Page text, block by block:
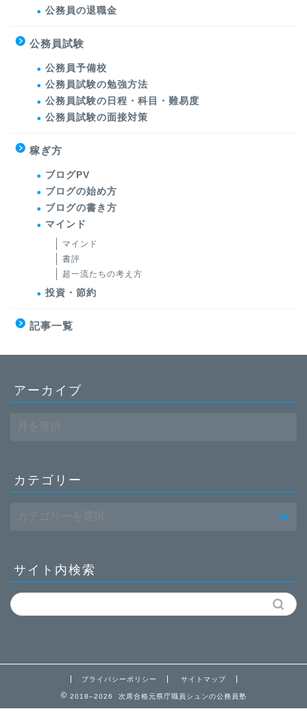
公務員の退職金
公務員試験
公務員予備校
公務員試験の勉強方法
公務員試験の日程・科目・難易度
公務員試験の面接対策
稼ぎ方
ブログPV
ブログの始め方
ブログの書き方
マインド
マインド
書評
超一流たちの考え方
投資・節約
記事一覧
アーカイブ
ー
ブ
カテゴリー
サイト内検索
プライバシーポリシー サイトマップ
2018–2026 次席合格元県庁職員シュンの公務員塾